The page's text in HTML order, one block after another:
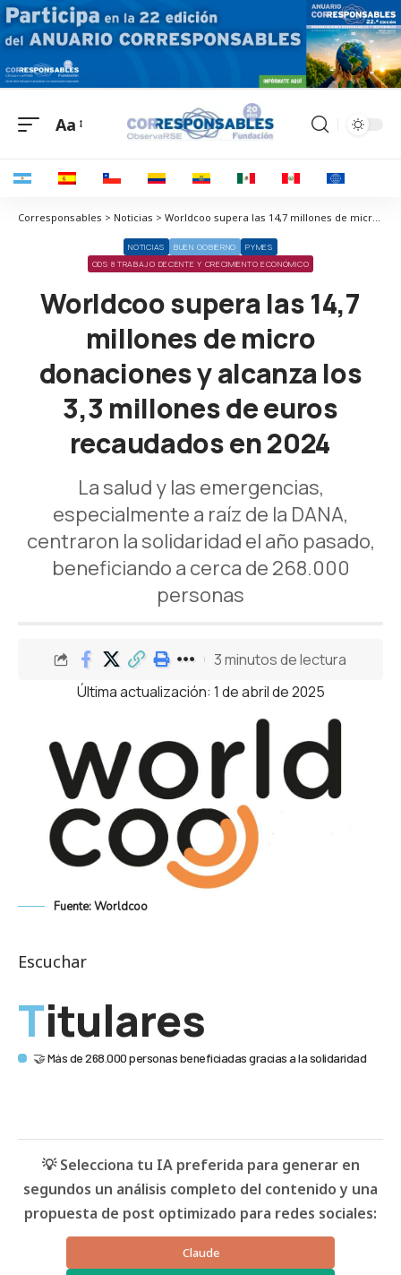
Aa
Corresponsables > Noticias > Worldcoo supera las 14,7 millones de micro donaciones y alcanza los 3,3 millones de euros recaudados en 2024
NOTICIAS BUEN GOBIERNO
PYMES
ODS 8 TRABAJO DECENTE Y CRECIMIENTO ECONÓMICO
Worldcoo supera las 14,7
millones de micro
donaciones y alcanza los
3,3 millones de euros
recaudados en 2024
La salud y las emergencias,
especialmente a raíz de la DANA,
centraron la solidaridad el año pasado,
beneficiando a cerca de 268.000
personas
Última actualización: 1 de abril de 2025
3 minutos de lectura
Fuente: Worldcoo
Escuchar
Titulares
🤝 Más de 268.000 personas beneficiadas gracias a la solidaridad
💡 Selecciona tu IA preferida para generar en
segundos un análisis completo del contenido y una
propuesta de post optimizado para redes sociales:
Claude